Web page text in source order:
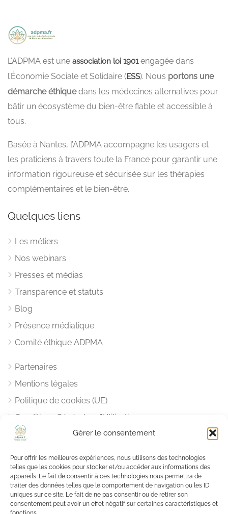
Gérer le consentement
Pour offrir les meilleures expériences, nous utilisons des technologies
telles que les cookies pour stocker et/ou accéder aux informations des
appareils. Le fait de consentir à ces technologies nous permettra de
traiter des données telles que le comportement de navigation ou les ID
uniques sur ce site. Le fait de ne pas consentir ou de retirer son
consentement peut avoir un effet négatif sur certaines caractéristiques et
L’ADPMA est une association loi 1901engagée dans
l’Économie Sociale et Solidaire (ESS). Nous portons une
démarche éthiquedans les médecines alternatives pour
bâtir un écosystème du bien-être fiable et accessible à
tous.
Basée à Nantes, l’ADPMA accompagne les usagers et
les praticiens à travers toute la France pour garantir une
information rigoureuse et sécurisée sur les thérapies
complémentaires et le bien-être.
Quelques liens
Les métiers
Nos webinars
Presses et médias
Transparence et statuts
Blog
Présence médiatique
Comité éthique ADPMA
Partenaires
Mentions légales
Politique de cookies (UE)
Conditions Générales d’Utilisation
Notre Charte Déontologique
Vous aider, nous aider
Une question ?
Noussommes là pour y répondre.